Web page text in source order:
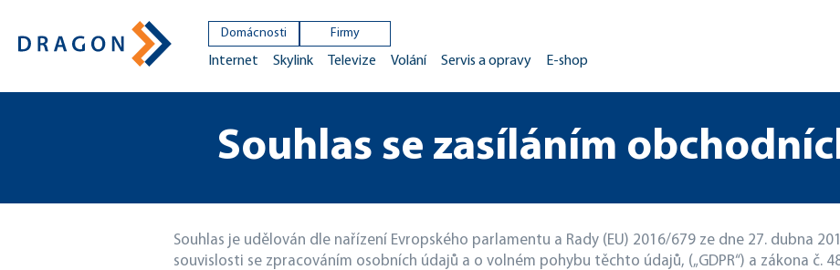
Domácnosti
Internet Skylink Televize Volání Servis a opravy E-shop
Firmy
Souhlas se zasíláním
Souhlas je udělován dle nařízení Evropského parlamentu a Rady (EU) 2016/679 ze dne 27. dubna
souvislosti se zpracováním osobních údajů a o volném pohybu těchto údajů, („GDPR“) a zákona č.